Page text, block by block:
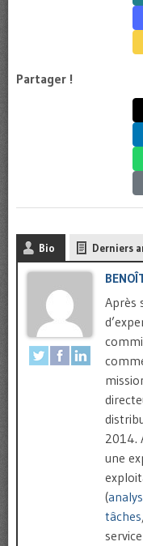
Partager !
Bio Derniers
Après
2014.
une
(
tâches,